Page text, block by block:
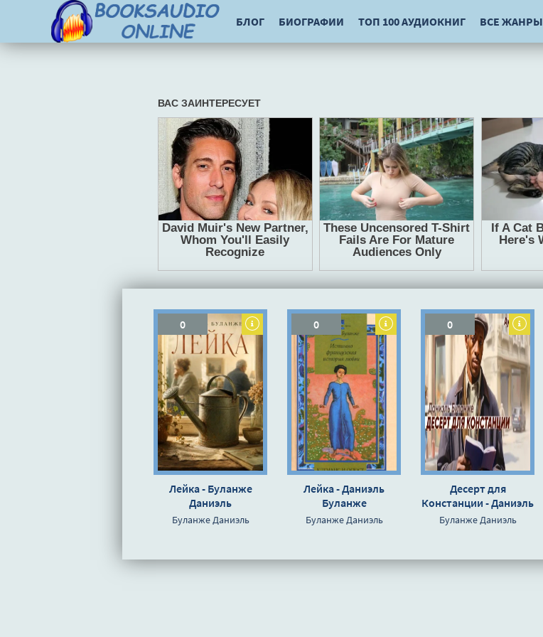
БЛОГ БИОГРАФИИ ТОП 100 АУДИОКНИГ ВСЕ ЖАНРЫ
0
Лейка - Буланже
Даниэль
Буланже Даниэль
0
Лейка - Даниэль
Буланже
Буланже Даниэль
0
Десерт для
Констанции - Даниэль
Буланже
Буланже Даниэль